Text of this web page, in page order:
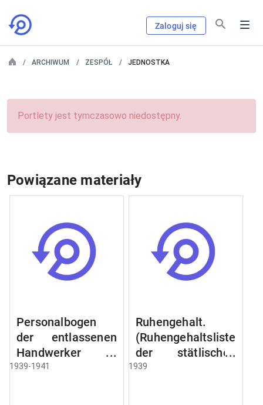
Zaloguj się
ARCHIWUM ZESPÓŁ JEDNOSTKA
Portlety jest tymczasowo niedostępny.
Powiązane materiały
Personalbogen
der entlassenen
Handwerker u.
Arbeiter des
1939-1941
Ruhengehalt.
(Ruhengehaltsliste
der stätlischen
Beamten u.
1939